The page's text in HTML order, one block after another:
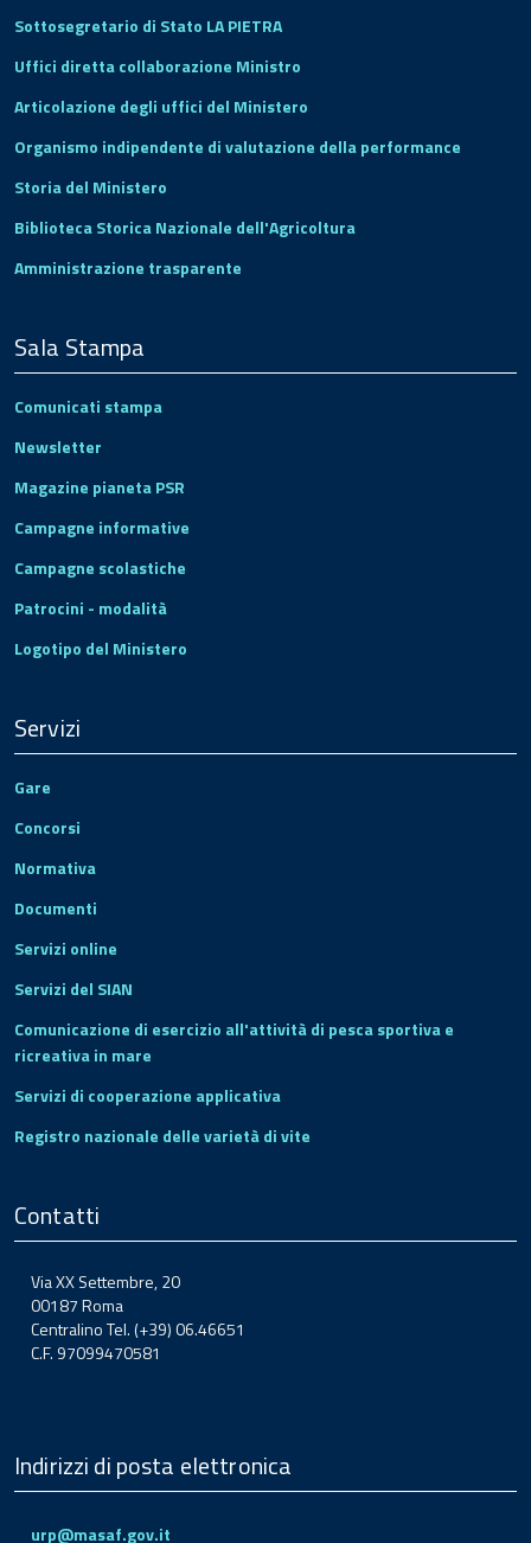
Sottosegretario di Stato LA PIETRA
Uffici diretta collaborazione Ministro
Articolazione degli uffici del Ministero
Organismo indipendente di valutazione della performance
Storia del Ministero
Biblioteca Storica Nazionale dell'Agricoltura
Amministrazione trasparente
Sala Stampa
Comunicati stampa
Newsletter
Magazine pianeta PSR
Campagne informative
Campagne scolastiche
Patrocini - modalità
Logotipo del Ministero
Servizi
Gare
Concorsi
Normativa
Documenti
Servizi online
Servizi del SIAN
Comunicazione di esercizio all'attività di pesca sportiva e
ricreativa in mare
Servizi di cooperazione applicativa
Registro nazionale delle varietà di vite
Contatti
Via XX Settembre, 20
00187 Roma
Centralino Tel. (+39) 06.46651
C.F. 97099470581
Indirizzi di posta elettronica
urp@masaf.gov.it